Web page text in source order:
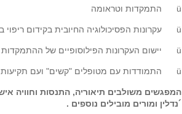
ü התמקדות וטראומה
ü עקרונות הפסיכולוגיה החיובית בקידום ריפוי בתרפיה מכוונת התמקדות
ü יישום העקרונות הפילוסופיים של ההתמקדות בטיפול
ü התמודדות עם מטופלים "קשים" ועם תקיעות
המפגשים משולבים תיאוריה, התנסות וחוויה
´נדלין ומורים מובילים נוספים .